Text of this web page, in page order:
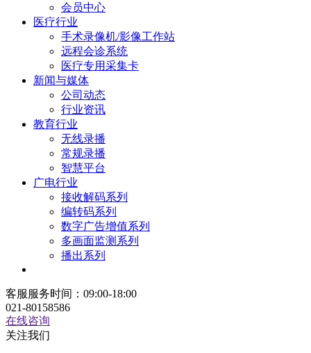
会员中心
医疗行业
手术录像机/影像工作站
远程会诊系统
医疗专用采集卡
新闻与媒体
公司动态
行业资讯
教育行业
无线录播
常规录播
智慧平台
广电行业
接收解码系列
编转码系列
数字广告增值系列
多画面监测系列
播出系列
客服服务时间：09:00-18:00
021-80158586
在线咨询
关注我们